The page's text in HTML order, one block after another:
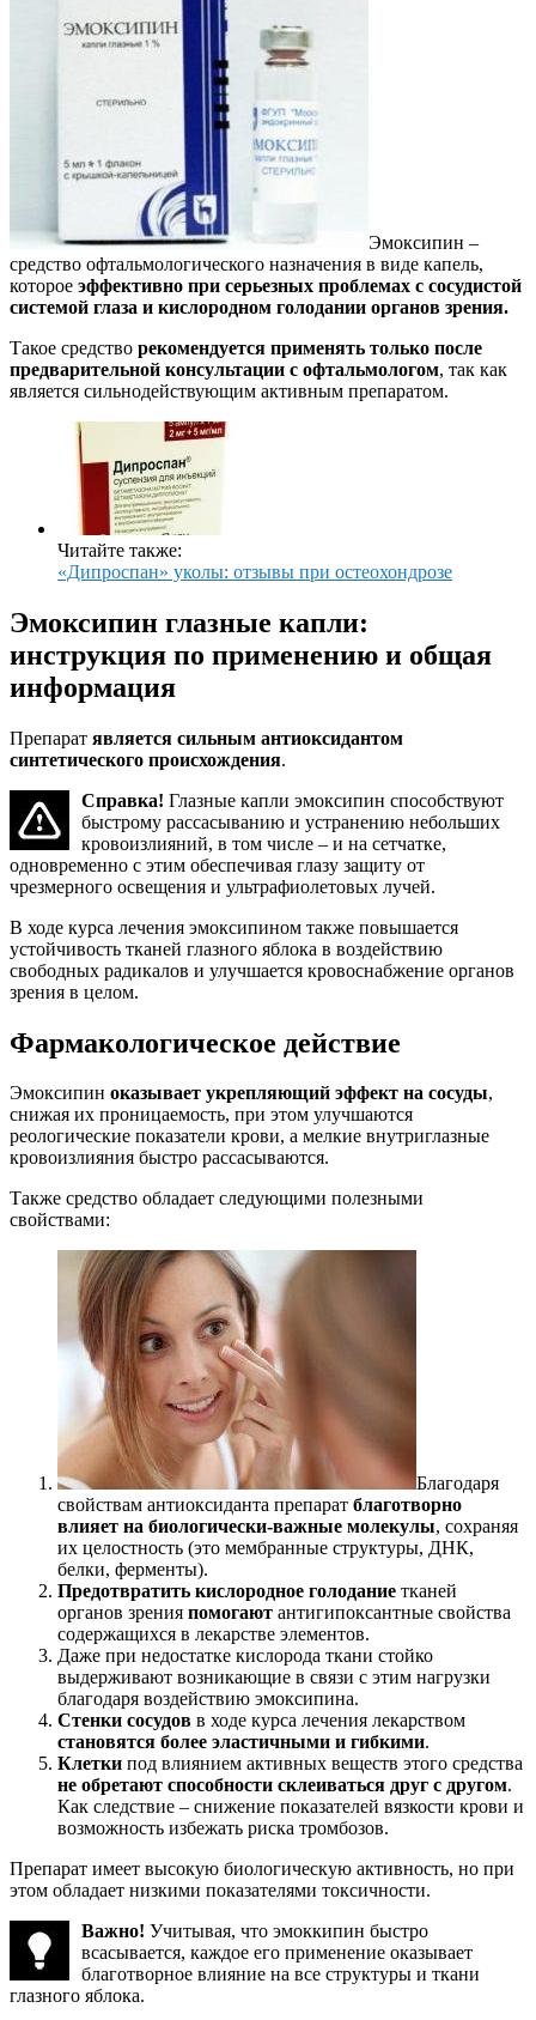
Эмоксипин –
средство офтальмологического назначения в виде капель,
которое эффективно при серьезных проблемах с сосудистой
системой глаза и кислородном голодании органов зрения.
Такое средство рекомендуется применять только после
предварительной консультации с офтальмологом, так как
является сильнодействующим активным препаратом.
Читайте также:
«Дипроспан» уколы: отзывы при остеохондрозе
Эмоксипин глазные капли:
инструкция по применению и общая
информация
Препарат является сильным антиоксидантом
синтетического происхождения.
Справка! Глазные капли эмоксипин способствуют
быстрому рассасыванию и устранению небольших
кровоизлияний, в том числе – и на сетчатке,
одновременно с этим обеспечивая глазу защиту от
чрезмерного освещения и ультрафиолетовых лучей.
В ходе курса лечения эмоксипином также повышается
устойчивость тканей глазного яблока в воздействию
свободных радикалов и улучшается кровоснабжение органов
зрения в целом.
Фармакологическое действие
Эмоксипин оказывает укрепляющий эффект на сосуды,
снижая их проницаемость, при этом улучшаются
реологические показатели крови, а мелкие внутриглазные
кровоизлияния быстро рассасываются.
Также средство обладает следующими полезными
свойствами:
Благодаря
свойствам антиоксиданта препарат благотворно
влияет на биологически-важные молекулы, сохраняя
их целостность (это мембранные структуры, ДНК,
белки, ферменты).
Предотвратить кислородное голодание тканей
органов зрения помогают антигипоксантные свойства
содержащихся в лекарстве элементов.
Даже при недостатке кислорода ткани стойко
выдерживают возникающие в связи с этим нагрузки
благодаря воздействию эмоксипина.
Стенки сосудов в ходе курса лечения лекарством
становятся более эластичными и гибкими.
Клетки под влиянием активных веществ этого средства
не обретают способности склеиваться друг с другом.
Как следствие – снижение показателей вязкости крови и
возможность избежать риска тромбозов.
Препарат имеет высокую биологическую активность, но при
этом обладает низкими показателями токсичности.
Важно! Учитывая, что эмоккипин быстро
всасывается, каждое его применение оказывает
благотворное влияние на все структуры и ткани
глазного яблока.